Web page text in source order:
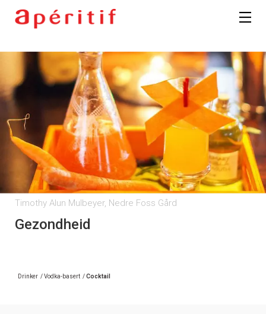
Timothy Alun Mulbeyer, Nedre Foss Gård
Gezondheid
Drinker /Vodka-basert /Cocktail